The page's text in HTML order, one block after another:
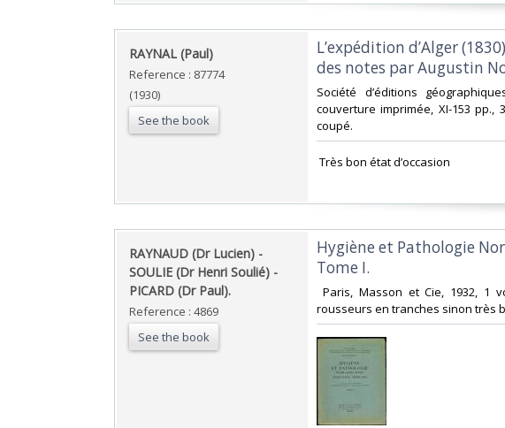
‎RAYNAL (Paul)‎
Reference : 87774
(1930)
See the book
‎L’expédition d’Alger
des notes par Augustin
‎Société d’éditions
couverture imprimée, XI-153
coupé.‎
‎ Très bon état d’occasion ‎
‎RAYNAUD (Dr Lucien) -
SOULIE (Dr Henri Soulié) -
PICARD (Dr Paul).‎
Reference : 4869
See the book
‎Hygiène et Pathologie
Tome I.‎
Paris, Masson et Cie, 1932, 1
rousseurs en tranches sinon très